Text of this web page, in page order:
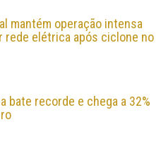
mantém operação intensa
rede elétrica após ciclone no
bate recorde e chega a 32%